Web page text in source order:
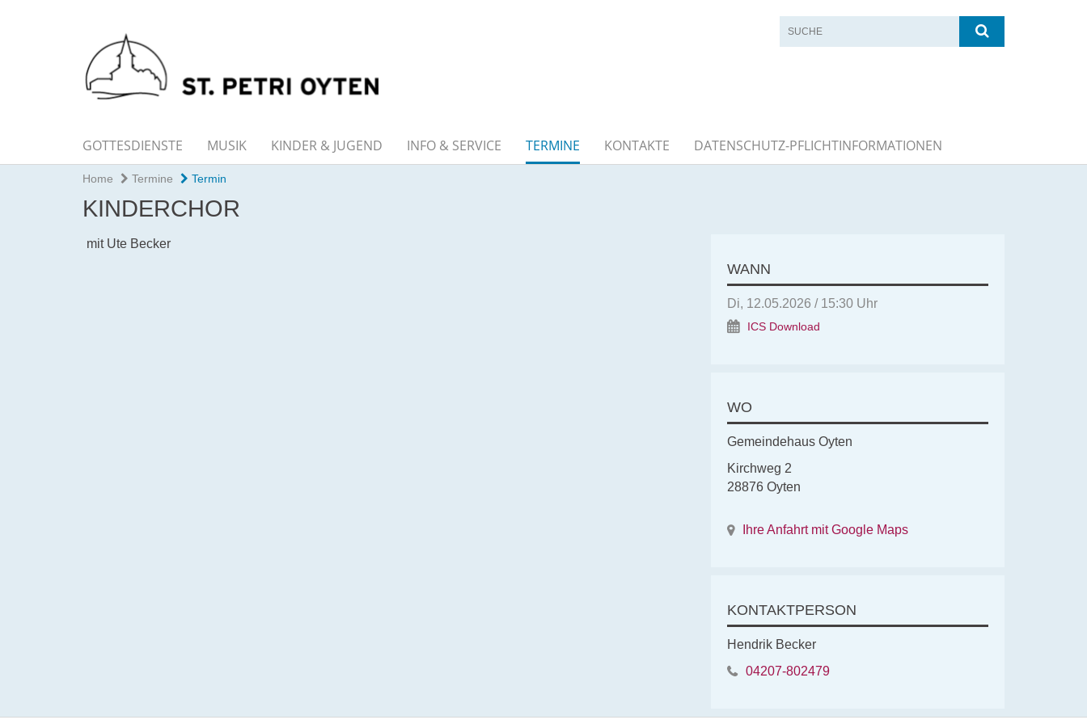
GOTTESDIENSTE MUSIK KINDER & JUGEND INFO & SERVICE TERMINE KONTAKTE DATENSCHUTZ-PFLICHTINFORMATIONEN
Home Termine Termin
KINDERCHOR
mit Ute Becker
WANN
Di, 12.05.2026 / 15:30 Uhr
ICS Download
WO
Gemeindehaus Oyten
Kirchweg 2
28876 Oyten
Ihre Anfahrt mit Google Maps
KONTAKTPERSON
Hendrik Becker
04207-802479